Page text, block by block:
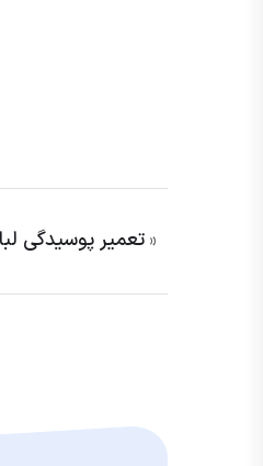
« تعمیر پوسیدگی